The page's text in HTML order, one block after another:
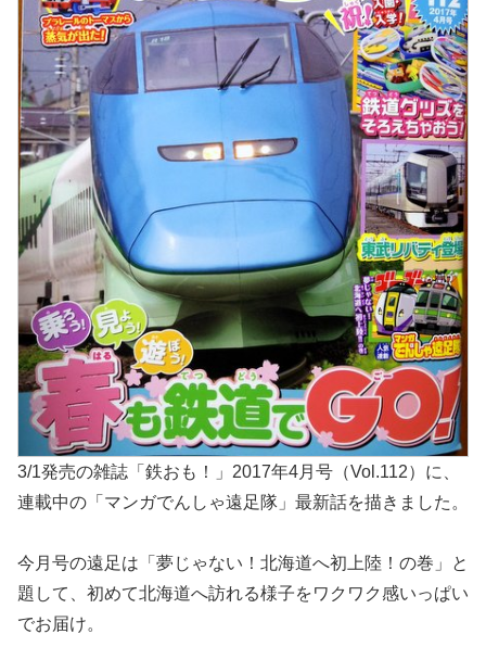
3/1発売の雑誌「鉄おも！」2017年4月号（Vol.112）に、
連載中の「マンガでんしゃ遠足隊」最新話を描きました。
今月号の遠足は「夢じゃない！北海道へ初上陸！の巻」と
題して、初めて北海道へ訪れる様子をワクワク感いっぱい
でお届け。